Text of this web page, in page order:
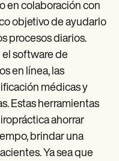
en colaboración con
objetivo de ayudarlo
procesos diarios.
software de
en línea, las
médicas y
Estas herramientas
ahorrar
brindar una
Ya sea que